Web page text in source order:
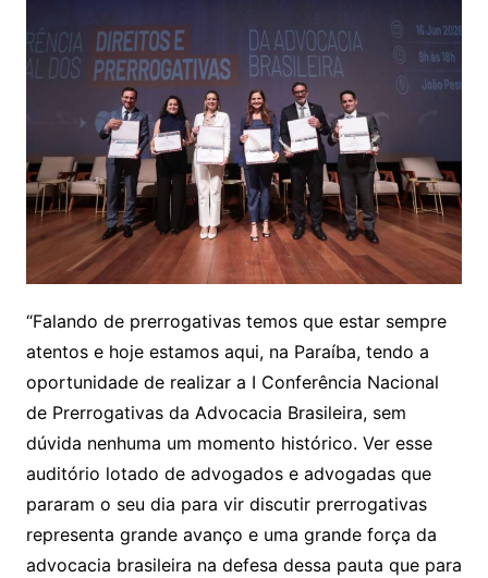
“Falando de prerrogativas temos que estar sempre
atentos e hoje estamos aqui, na Paraíba, tendo a
oportunidade de realizar a I Conferência Nacional
de Prerrogativas da Advocacia Brasileira, sem
dúvida nenhuma um momento histórico. Ver esse
auditório lotado de advogados e advogadas que
pararam o seu dia para vir discutir prerrogativas
representa grande avanço e uma grande força da
advocacia brasileira na defesa dessa pauta que para